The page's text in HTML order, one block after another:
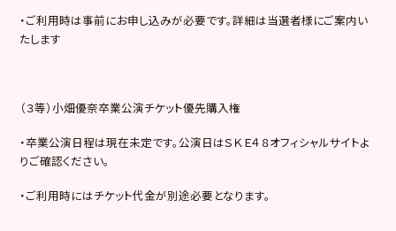
・ご利用時は事前にお申し込みが必要です。詳細は当選者様にご案内い
たします
（３等）小畑優奈卒業公演チケット優先購入権
・卒業公演日程は現在未定です。公演日はＳＫＥ４８オフィシャルサイトよ
りご確認ください。
・ご利用時にはチケット代金が別途必要となります。